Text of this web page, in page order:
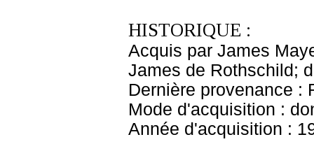
HISTORIQUE :
Acquis par James
James de Rothschild;
Dernière provenance :
Mode d'acquisition :
Année d'acquisition :